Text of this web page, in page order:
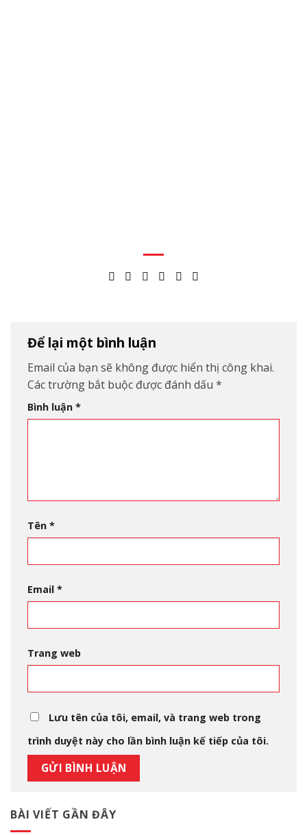
BÀI VIẾT GẦN ĐÂY
Để lại một bình luận
Email của bạn sẽ không được hiển thị công khai.
Các trường bắt buộc được đánh dấu *
Bình luận *
Tên *
Email *
Trang web
Lưu tên của tôi, email, và trang web trong
trình duyệt này cho lần bình luận kế tiếp của tôi.